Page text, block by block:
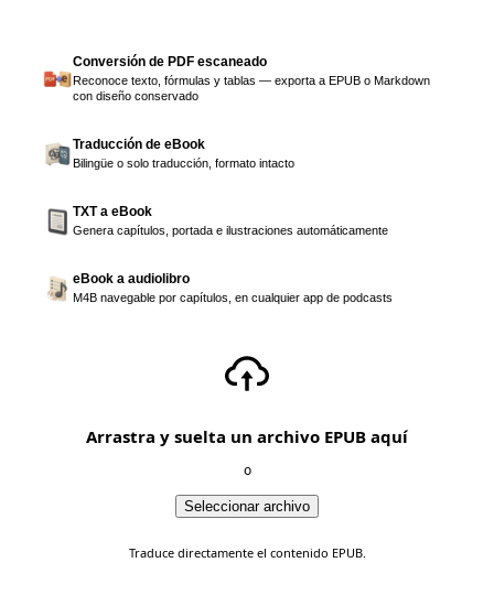
Conversión de PDF escaneado
Reconoce texto, fórmulas y tablas — exporta a EPUB o Markdown
con diseño conservado
Traducción de eBook
Bilingüe o solo traducción, formato intacto
TXT a eBook
Genera capítulos, portada e ilustraciones automáticamente
eBook a audiolibro
M4B navegable por capítulos, en cualquier app de podcasts
Arrastra y suelta un archivo EPUB aquí
o
Seleccionar archivo
Traduce directamente el contenido EPUB.